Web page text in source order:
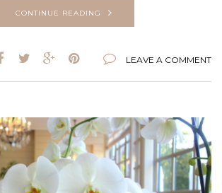
CONTINUE READING
LEAVE A COMMENT